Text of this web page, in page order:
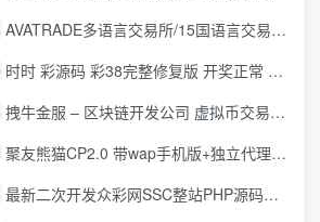
AVATRADE多语言交易所/15国语言交易所/合约交易/期权交易/币币交易/申购/矿机/风控/前端wap/pc纯源码/带搭建教程
时时 彩源码 彩38完整修复版 开奖正常 带手机wap
拽牛金服 – 区块链开发公司 虚拟币交易系统 虚拟币交易平台开发 虚拟币ico众
聚友熊猫CP2.0 带wap手机版+独立代理后台+整站打包全开源
最新二次开发众彩网SSC整站PHP源码+WAP手机版+KJ采集器+集成云端在线充值